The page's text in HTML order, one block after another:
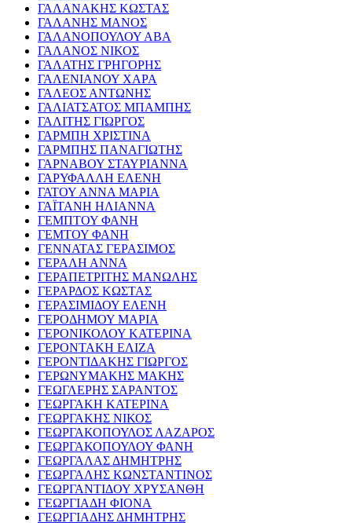
ΓΑΛΑΝΑΚΗΣ ΚΩΣΤΑΣ
ΓΑΛΑΝΗΣ ΜΑΝΟΣ
ΓΑΛΑΝΟΠΟΥΛΟΥ ΑΒΑ
ΓΑΛΑΝΟΣ ΝΙΚΟΣ
ΓΑΛΑΤΗΣ ΓΡΗΓΟΡΗΣ
ΓΑΛΕΝΙΑΝΟΥ ΧΑΡΑ
ΓΑΛΕΟΣ ΑΝΤΩΝΗΣ
ΓΑΛΙΑΤΣΑΤΟΣ ΜΠΑΜΠΗΣ
ΓΑΛΙΤΗΣ ΓΙΩΡΓΟΣ
ΓΑΡΜΠΗ ΧΡΙΣΤΙΝΑ
ΓΑΡΜΠΗΣ ΠΑΝΑΓΙΩΤΗΣ
ΓΑΡΝΑΒΟΥ ΣΤΑΥΡΙΑΝΝΑ
ΓΑΡΥΦΑΛΛΗ ΕΛΕΝΗ
ΓΑΤΟΥ ΑΝΝΑ ΜΑΡΙΑ
ΓΑΪΤΑΝΗ ΗΛΙΑΝΝΑ
ΓΕΜΠΤΟΥ ΦΑΝΗ
ΓΕΜΤΟΥ ΦΑΝΗ
ΓΕΝΝΑΤΑΣ ΓΕΡΑΣΙΜΟΣ
ΓΕΡΑΛΗ ΑΝΝΑ
ΓΕΡΑΠΕΤΡΙΤΗΣ ΜΑΝΩΛΗΣ
ΓΕΡΑΡΔΟΣ ΚΩΣΤΑΣ
ΓΕΡΑΣΙΜΙΔΟΥ ΕΛΕΝΗ
ΓΕΡΟΔΗΜΟΥ ΜΑΡΙΑ
ΓΕΡΟΝΙΚΟΛΟΥ ΚΑΤΕΡΙΝΑ
ΓΕΡΟΝΤΑΚΗ ΕΛΙΖΑ
ΓΕΡΟΝΤΙΔΑΚΗΣ ΓΙΩΡΓΟΣ
ΓΕΡΩΝΥΜΑΚΗΣ ΜΑΚΗΣ
ΓΕΩΓΛΕΡΗΣ ΣΑΡΑΝΤΟΣ
ΓΕΩΡΓΑΚΗ ΚΑΤΕΡΙΝΑ
ΓΕΩΡΓΑΚΗΣ ΝΙΚΟΣ
ΓΕΩΡΓΑΚΟΠΟΥΛΟΣ ΛΑΖΑΡΟΣ
ΓΕΩΡΓΑΚΟΠΟΥΛΟΥ ΦΑΝΗ
ΓΕΩΡΓΑΛΑΣ ΔΗΜΗΤΡΗΣ
ΓΕΩΡΓΑΛΗΣ ΚΩΝΣΤΑΝΤΙΝΟΣ
ΓΕΩΡΓΑΝΤΙΔΟΥ ΧΡΥΣΑΝΘΗ
ΓΕΩΡΓΙΑΔΗ ΦΙΟΝΑ
ΓΕΩΡΓΙΑΔΗΣ ΔΗΜΗΤΡΗΣ